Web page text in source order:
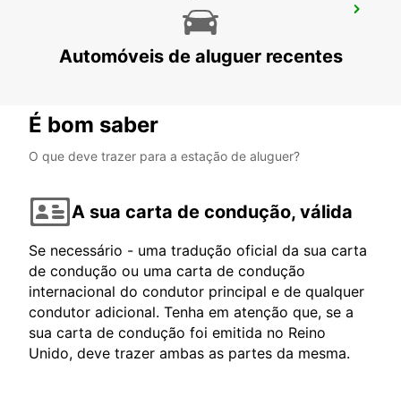
Automóveis de aluguer recentes
É bom saber
O que deve trazer para a estação de aluguer?
A sua carta de condução, válida
Se necessário - uma tradução oficial da sua carta
de condução ou uma carta de condução
internacional do condutor principal e de qualquer
condutor adicional. Tenha em atenção que, se a
sua carta de condução foi emitida no Reino
Unido, deve trazer ambas as partes da mesma.